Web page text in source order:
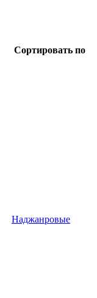
Сортировать по
Наджанровые